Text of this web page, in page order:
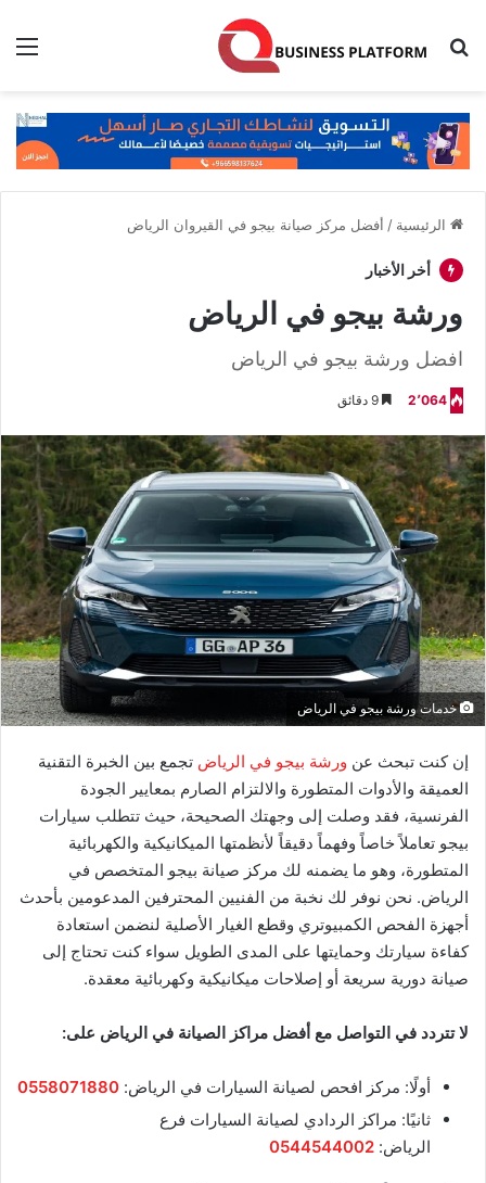
بحث عن
الرئيسية / أفضل مركز صيانة بيجو في القيروان الرياض
أخر الأخبار
ورشة بيجو في الرياض
افضل ورشة بيجو في الرياض
2٬064
خدمات ورشة بيجو في الرياض
إن كنت تبحث عن ورشة بيجو في الرياض تجمع بين الخبرة التقنية
العميقة والأدوات المتطورة والالتزام الصارم بمعايير الجودة
الفرنسية، فقد وصلت إلى وجهتك الصحيحة، حيث تتطلب سيارات
بيجو تعاملاً خاصاً وفهماً دقيقاً لأنظمتها الميكانيكية والكهربائية
المتطورة، وهو ما يضمنه لك مركز صيانة بيجو المتخصص في
الرياض. نحن نوفر لك نخبة من الفنيين المحترفين المدعومين بأحدث
أجهزة الفحص الكمبيوتري وقطع الغيار الأصلية لنضمن استعادة
كفاءة سيارتك وحمايتها على المدى الطويل سواء كنت تحتاج إلى
صيانة دورية سريعة أو إصلاحات ميكانيكية وكهربائية معقدة.
لا تتردد في التواصل مع أفضل مراكز الصيانة في الرياض على:
أولًا: مركز افحص لصيانة السيارات في الرياض: 0558071880
ثانيًا: مراكز الردادي لصيانة السيارات فرع
الرياض: 0544544002